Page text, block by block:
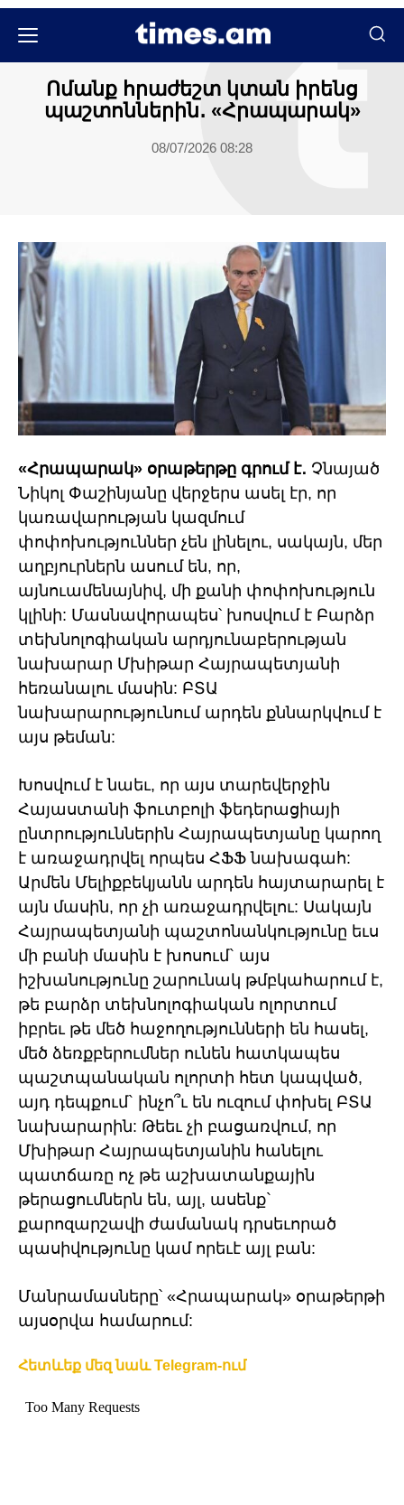
Ոմանք հրաժեշտ կտան իրենց
պաշտոններին․ «Հրապարակ»
08/07/2026 08:28
«Հրապարակ» օրաթերթը գրում է․ Չնայած
Նիկոլ Փաշինյանը վերջերս ասել էր, որ
կառավարության կազմում
փոփոխություններ չեն լինելու, սակայն, մեր
աղբյուրներն ասում են, որ,
այնուամենայնիվ, մի քանի փոփոխություն
կլինի: Մասնավորապես՝ խոսվում է Բարձր
տեխնոլոգիական արդյունաբերության
նախարար Մխիթար Հայրապետյանի
հեռանալու մասին: ԲՏԱ
նախարարությունում արդեն քննարկվում է
այս թեման:
Խոսվում է նաեւ, որ այս տարեվերջին
Հայաստանի ֆուտբոլի ֆեդերացիայի
ընտրություններին Հայրապետյանը կարող
է առաջադրվել որպես ՀՖՖ նախագահ:
Արմեն Մելիքբեկյանն արդեն հայտարարել է
այն մասին, որ չի առաջադրվելու: Սակայն
Հայրապետյանի պաշտոնանկությունը եւս
մի բանի մասին է խոսում` այս
իշխանությունը շարունակ թմբկահարում է,
թե բարձր տեխնոլոգիական ոլորտում
իբրեւ թե մեծ հաջողությունների են հասել,
մեծ ձեռքբերումներ ունեն հատկապես
պաշտպանական ոլորտի հետ կապված,
այդ դեպքում` ինչո՞ւ են ուզում փոխել ԲՏԱ
նախարարին: Թեեւ չի բացառվում, որ
Մխիթար Հայրապետյանին հանելու
պատճառը ոչ թե աշխատանքային
թերացումներն են, այլ, ասենք`
քարոզարշավի ժամանակ դրսեւորած
պասիվությունը կամ որեւէ այլ բան:
Մանրամասները՝ «Հրապարակ» օրաթերթի
այսօրվա համարում:
Հետևեք մեզ նաև Telegram-ում